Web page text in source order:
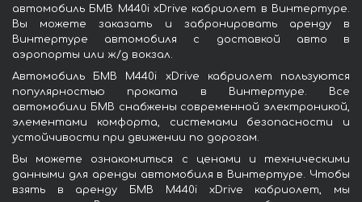
автомобиль БМВ M440i xDrive кабриолет в Винтертуре.
Вы можете заказать и забронировать аренду в
Винтертуре автомобиля с доставкой авто в
аэропорты или ж/д вокзал.
Автомобиль БМВ M440i xDrive кабриолет пользуются
популярностью проката в Винтертуре. Все
автомобили БМВ снабжены современной электроникой,
элементами комфорта, системами безопасности и
устойчивости при движении по дорогам.
Вы можете ознакомиться с ценами и техническими
данными для аренды автомобиля в Винтертуре. Чтобы
взять в аренду БМВ M440i xDrive кабриолет, мы